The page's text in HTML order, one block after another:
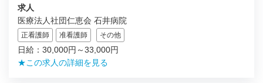
求人
医療法人社団仁恵会 石井病院
正看護師 准看護師 その他
日給：30,000円～33,000円
★この求人の詳細を見る